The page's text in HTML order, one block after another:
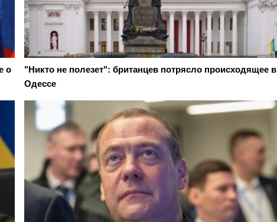
о
"Никто не полезет": британцев потрясло происходящее в
Одессе